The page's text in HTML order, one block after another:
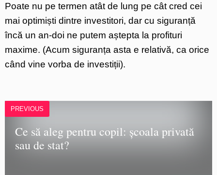
Poate nu pe termen atât de lung pe cât cred cei
mai optimiști dintre investitori, dar cu siguranță
încă un an-doi ne putem aștepta la profituri
maxime. (Acum siguranța asta e relativă, ca orice
când vine vorba de investiții).
PREVIOUS
Ce să aleg pentru copil: școala privată
sau de stat?